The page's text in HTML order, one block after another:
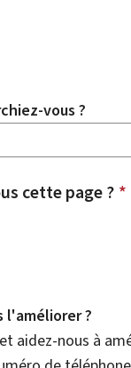
vous ?
cette page ? *
l'améliorer ?
aidez-nous à